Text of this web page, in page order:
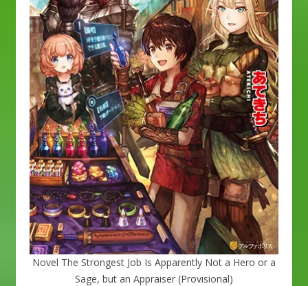
Novel The Strongest Job Is Apparently Not a Hero or a
Sage, but an Appraiser (Provisional)